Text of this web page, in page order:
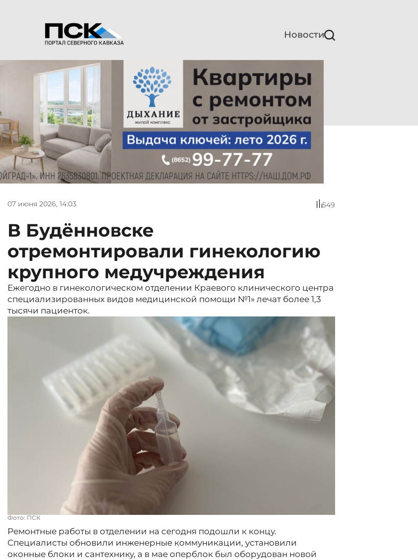
Новости
07 июня 2026, 14:03 549
В Будённовске
отремонтировали гинекологию
крупного медучреждения
Ежегодно в гинекологическом отделении Краевого клинического центра
специализированных видов медицинской помощи №1» лечат более 1,3
тысячи пациенток.
Фото: ПСК
Ремонтные работы в отделении на сегодня подошли к концу.
Специалисты обновили инженерные коммуникации, установили
оконные блоки и сантехнику, а в мае оперблок был оборудован новой